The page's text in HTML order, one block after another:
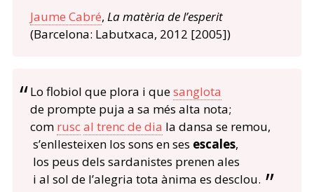
Jaume Cabré, La matèria de l’esperit
(Barcelona: Labutxaca, 2012 [2005])
Lo flobiol que plora i quesanglota
de prompte puja a sa més alta nota;
com ruscal trenc de dia la dansa se remou,
s’enllesteixen los sons en ses escales,
los peus dels sardanistes prenen ales
i al sol de l’alegria tota ànima es desclou.